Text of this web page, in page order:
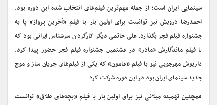
سینمایی ایران است؛ از جمله مهم‌ترین فیلم‌های انتخاب شده این دوره بود.
احمدرضا درویش نیز توانست برای اولین بار با فیلم «آخرین پرواز» پا به
جشنواره فیلم فجر بگذارد. علی حاتمی دیگر کارگردان سرشناس ایرانی بود که
با فیلم ماندگارش «مادر» در هشتمین جشنواره فیلم فجر حضور پیدا کرد.
داریوش مهرجویی نیز با فیلم «هامون» که یکی از فیلم‌های جریان ساز و موج
جدید سینمای ایران بود در این دوره شرکت کرد.
همچنین تهمینه میلانی نیز برای اولین بار با فیلم «بچه‌های طلاق» توانست